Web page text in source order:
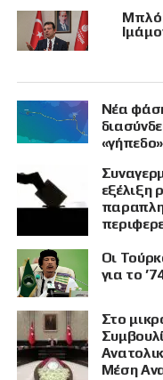
Νέα
εξέλιξη
Οι
για το
Στο
Μέση